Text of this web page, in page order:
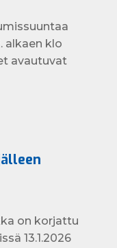
alkaen klo
avautuvat
on korjattu
13.1.2026